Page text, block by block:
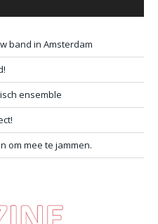
band in Amsterdam
ensemble
om mee te jammen.